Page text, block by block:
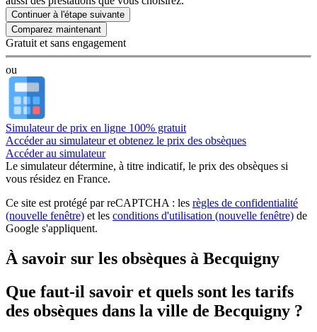
Continuer à l'étape suivante
Gratuit et sans engagement
ou
Simulateur de prix en ligne 100% gratuit
Accéder au simulateur et obtenez le prix des obsèques
Accéder au simulateur
Le simulateurdétermine, à titre indicatif, le prix des obsèques si
vous résidez en France.
Ce site est protégé par reCAPTCHA : les règles de confidentialité
(nouvelle fenêtre) et les conditions d'utilisation (nouvelle fenêtre) de
Google s'appliquent.
À savoir sur les obsèques à Becquigny
Que faut-il savoir et quels sont les tarifs
des obsèques dans la ville de Becquigny ?